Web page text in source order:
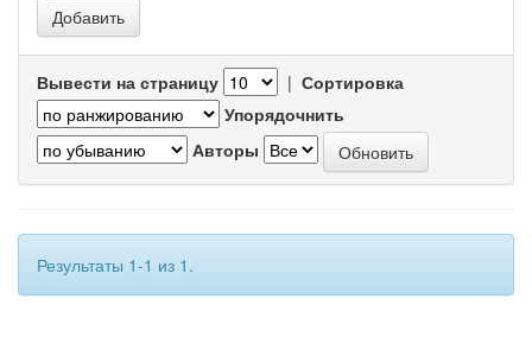
Вывести на страницу | Сортировка
Упорядочнить
Авторы
Результаты 1-1 из 1.